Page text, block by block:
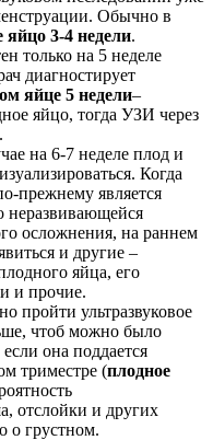
Обычно в
яйцо 3-4 недели.
только на 5 неделе
диагностирует
яйце 5 недели–
яйцо, тогда УЗИ через
на 6-7 неделе плод и
Когда
прежнему является
неразвивающейся
осложнения, на раннем
и другие –
яйца, его
и прочие.
пройти ультразвуковое
чтоб можно было
она поддается
триместре (плодное
отслойки и других
о грустном.